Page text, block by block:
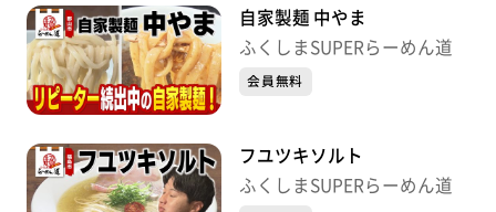
自家製麺 中やま
ふくしまSUPERらーめん道
会員無料
フユツキソルト
ふくしまSUPERらーめん道